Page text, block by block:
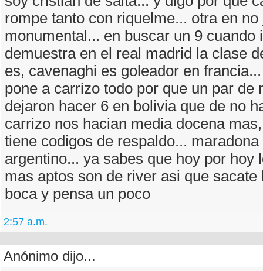
rompe tanto con riquelme... otra en no
monumental... en buscar un 9 cuando
demuestra en el real madrid la clase
es, cavenaghi es goleador en
pone a carrizo todo por que un par de
dejaron hacer 6 en bolivia que de no
carrizo nos hacian media docena
tiene codigos de respaldo...
argentino... ya sabes que hoy por hoy
mas aptos son de river asi que sacate
boca y pensa un poco
2:57 a.m.
Anónimo dijo...